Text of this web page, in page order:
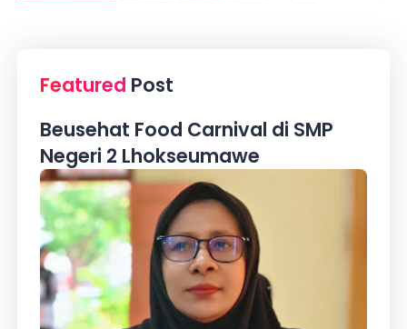
Featured Post
Beusehat Food Carnival di SMP
Negeri 2 Lhokseumawe